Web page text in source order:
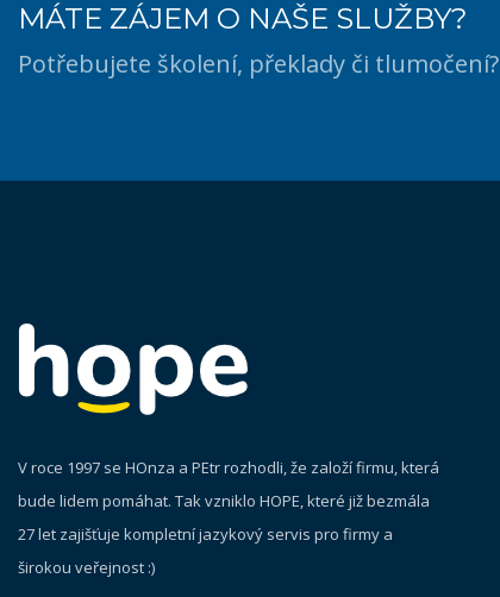
MÁTE ZÁJEM O NAŠE SLUŽBY?
Potřebujete školení, překlady či tlumočení?
V roce 1997 se HOnza a PEtr rozhodli, že založí firmu, která
bude lidem pomáhat. Tak vzniklo HOPE, které již bezmála
27 let zajišťuje kompletní jazykový servis pro firmy a
širokou veřejnost :)